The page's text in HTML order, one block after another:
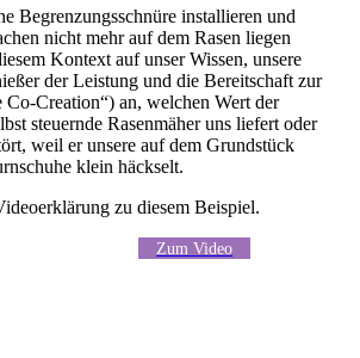
Begrenzungsschnüre installieren und
nicht mehr auf dem Rasen liegen
Kontext auf unser Wissen, unsere
der Leistung und die Bereitschaft zur
Creation“) an, welchen Wert der
steuernde Rasenmäher uns liefert oder
weil er unsere auf dem Grundstück
klein häckselt.
zu diesem Beispiel.
Zum Video